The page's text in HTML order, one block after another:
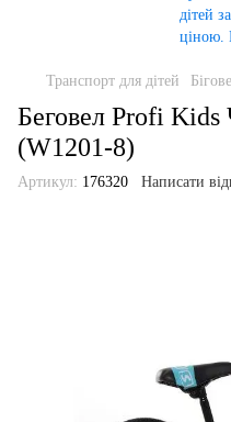
Транспорт для дітей
Беговел Profi
(W1201-8)
Артикул: 176320 Написати